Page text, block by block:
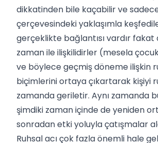
dikkatinden bile kaçabilir ve
çerçevesindeki yaklaşımla
gerçeklikte bağlantısı vardır fakat
zaman ile ilişkilidirler (mesela
ve böylece geçmiş döneme ilişkin
biçimlerini ortaya çıkartarak kişiyi
zamanda geriletir. Aynı zamanda
şimdiki zaman içinde de yeniden
sonradan etki yoluyla çatışmalar
Ruhsal acı çok fazla önemli hale